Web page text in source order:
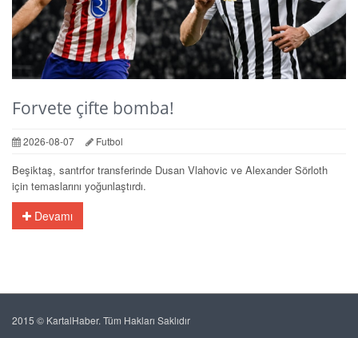
Forvete çifte bomba!
2026-08-07 Futbol
Beşiktaş, santrfor transferinde Dusan Vlahovic ve Alexander Sörloth
için temaslarını yoğunlaştırdı.
Devamı
2015 © KartalHaber. Tüm Hakları Saklıdır